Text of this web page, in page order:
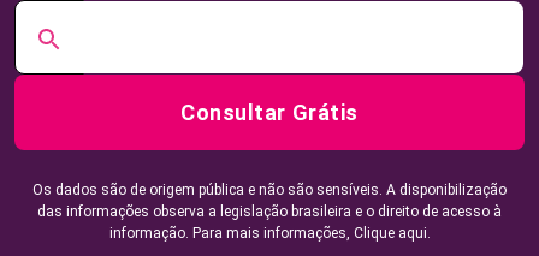
Consultar Grátis
Os dados são de origem pública e não são sensíveis. A disponibilização
das informações observa a legislação brasileira e o direito de acesso à
informação. Para mais informações, Clique aqui.